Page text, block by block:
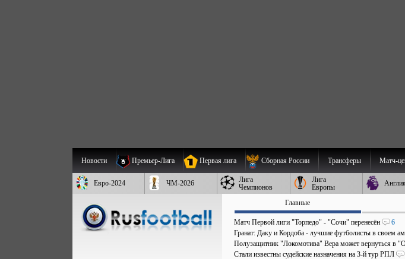
Новости Премьер-Лига Первая лига Сборная России Трансферы Матч-
Евро-2024 ЧМ-2026
Лига
Чемпионов
Лига
Европы
Англия
Главные
Матч Первой лиги "Торпедо" - "Сочи" перенесён
6
Гранат: Даку и Кордоба - лучшие футболисты в своем
Полузащитник "Локомотива" Вера может вернуться в
Стали известны судейские назначения на 3-й тур РПЛ